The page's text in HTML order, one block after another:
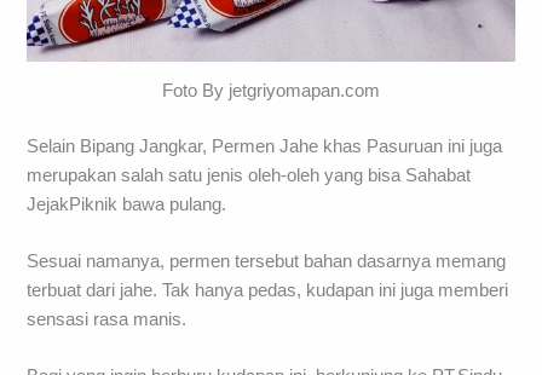
Foto By jetgriyomapan.com
Selain Bipang Jangkar, Permen Jahe khas Pasuruan ini juga
merupakan salah satu jenis oleh-oleh yang bisa Sahabat
JejakPiknik bawa pulang.
Sesuai namanya, permen tersebut bahan dasarnya memang
terbuat dari jahe. Tak hanya pedas, kudapan ini juga memberi
sensasi rasa manis.